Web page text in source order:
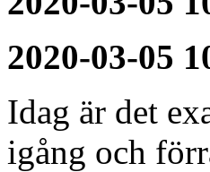
2020-03-05
Idag är det
igång och